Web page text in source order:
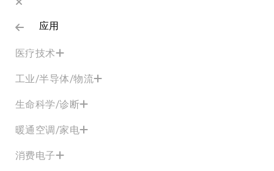
应用
医疗技术
工业/半导体/物流
生命科学/诊断
暖通空调/家电
消费电子